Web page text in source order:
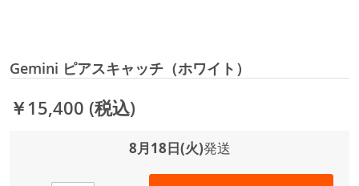
Gemini ピアスキャッチ（ホワイト）
￥15,400 (税込)
8月18日(火)発送